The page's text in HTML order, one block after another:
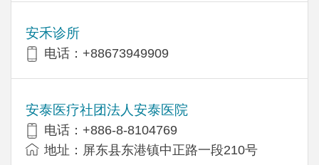
安禾诊所
电话：+88673949909
安泰医疗社团法人安泰医院
电话：+886-8-8104769
地址：屏东县东港镇中正路一段210号